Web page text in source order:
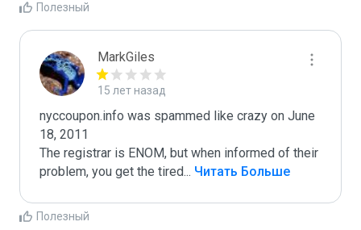
Полезный
MarkGiles
15 лет назад
nyccoupon.info was spammed like crazy on June
18, 2011
The registrar is ENOM, but when informed of their
problem, you get the tired... Читать Больше
Полезный